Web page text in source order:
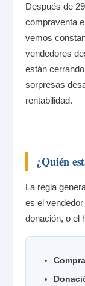
Después de
compraventa
vemos
vendedores
están
sorpresas
rentabilidad.
¿Quién
La regla
es el
donación, o el